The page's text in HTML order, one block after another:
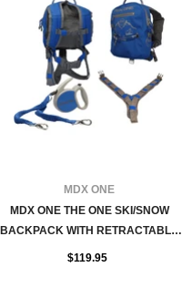
FOURNISSEUR:MDX ONE
MDX ONE THE ONE SKI/SNOW
BACKPACK WITH RETRACTABLE
ROPE - BLUE
$119.95